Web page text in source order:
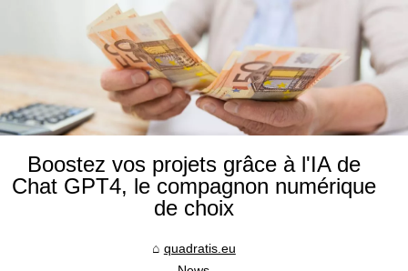
Boostez vos projets grâce à l'IA de
Chat GPT4, le compagnon numérique
de choix
quadratis.eu